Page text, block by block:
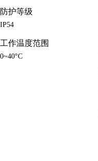
防护等级
IP54
工作温度范围
0~40°C